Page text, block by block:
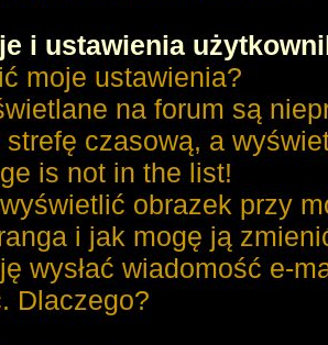
i ustawienia
moje ustawienia?
na forum są
strefę czasową, a
is not in the list!
obrazek przy
i jak mogę ją
wysłać wiadomość e-
Dlaczego?